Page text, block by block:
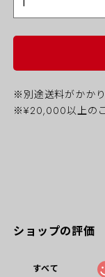
※別途送料がかかり
※¥20,000以上のご
ショップの評価
すべて